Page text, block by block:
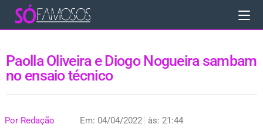
Paolla Oliveira e Diogo Nogueira sambam
no ensaio técnico
Por Redação Em: 04/04/2022 às: 21:44